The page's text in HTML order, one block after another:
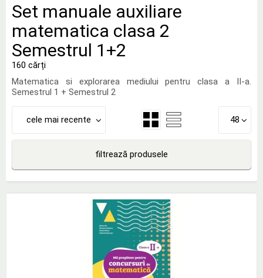
Set manuale auxiliare
matematica clasa 2
Semestrul 1+2
160 cărți
Matematica si explorarea mediului pentru clasa a II-a.
Semestrul 1 + Semestrul 2
cele mai recente 48
filtrează produsele